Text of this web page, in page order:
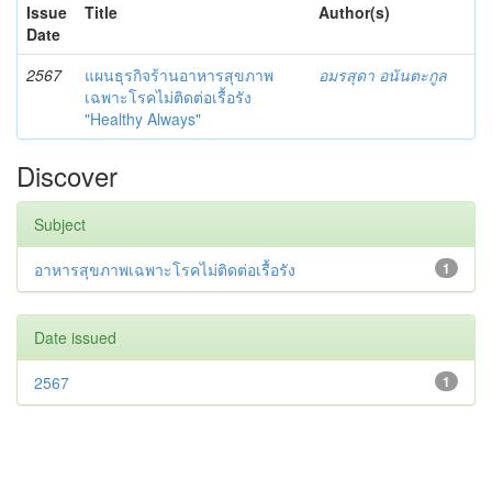
Issue
Date
Title Author(s)
2567
แผนธุรกิจร้านอาหารสุขภาพ
เฉพาะโรคไม่ติดต่อเรื้อรัง
"Healthy Always"
อมรสุดา อนันตะกูล
Discover
Subject
1
อาหารสุขภาพเฉพาะโรคไม่ติดต่อเรื้อรัง
Date issued
1
2567